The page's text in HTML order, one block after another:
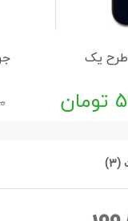
طرح یک
تومان